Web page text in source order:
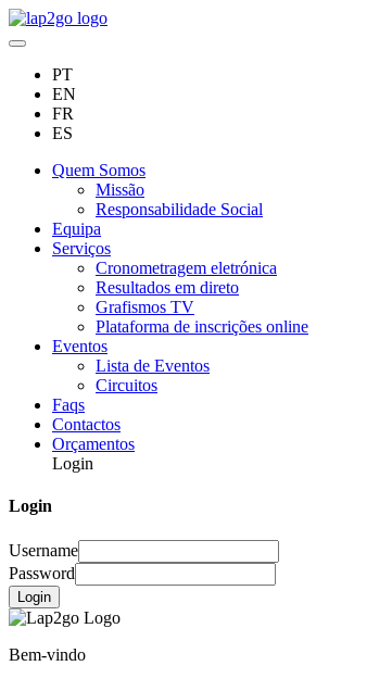
PT
EN
FR
ES
Quem Somos
Missão
Responsabilidade Social
Equipa
Serviços
Cronometragem eletrónica
Resultados em direto
Grafismos TV
Plataforma de inscrições online
Eventos
Lista de Eventos
Circuitos
Faqs
Contactos
Orçamentos
Login
Login
Username
Password
Login
Bem-vindo